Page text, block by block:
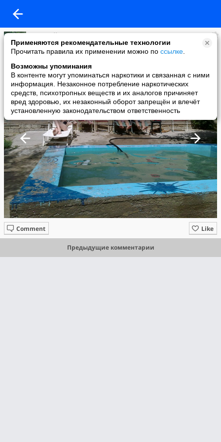
Применяются рекомендательные технологии
Прочитать правила их применении можно по ссылке
Возможны упоминания
В контенте могут упоминаться наркотики и связанная с ними
информация. Незаконное потребление наркотических
средств, психотропных веществ и их аналогов причиняет
вред здоровью, их незаконный оборот запрещён и влечёт
установленную законодательством ответственность
Виталий Слодкин
added a photo
09 Jun в 22:07
Like
Comment
Предыдущие комментарии